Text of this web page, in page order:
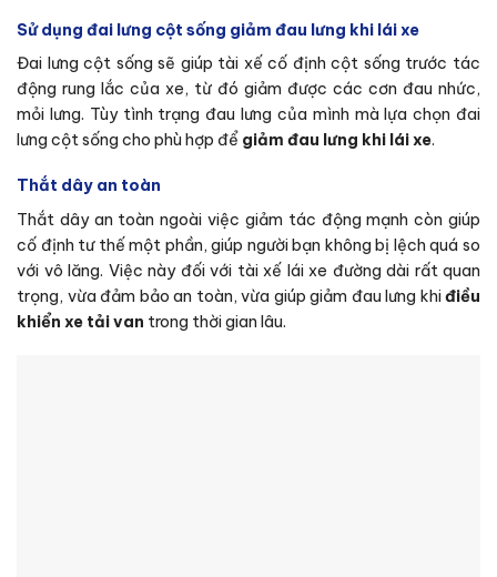
Sử dụng đai lưng cột sống giảm đau lưng khi lái xe
Đai lưng cột sống sẽ giúp tài xế cố định cột sống trước tác
động rung lắc của xe, từ đó giảm được các cơn đau nhức,
mỏi lưng. Tùy tình trạng đau lưng của mình mà lựa chọn đai
lưng cột sống cho phù hợp để giảm đau lưng khi lái xe.
Thắt dây an toàn
Thắt dây an toàn ngoài việc giảm tác động mạnh còn giúp
cố định tư thế một phần, giúp người bạn không bị lệch quá so
với vô lăng. Việc này đối với tài xế lái xe đường dài rất quan
trọng, vừa đảm bảo an toàn, vừa giúp giảm đau lưng khiđiều
khiển xe tải van trong thời gian lâu.